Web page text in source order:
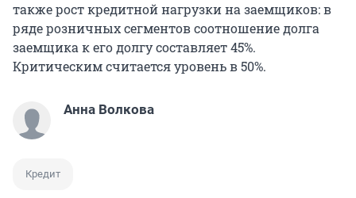
также рост кредитной нагрузки на заемщиков: в
ряде розничных сегментов соотношение долга
заемщика к его долгу составляет 45%.
Критическим считается уровень в 50%.
Анна Волкова
Кредит